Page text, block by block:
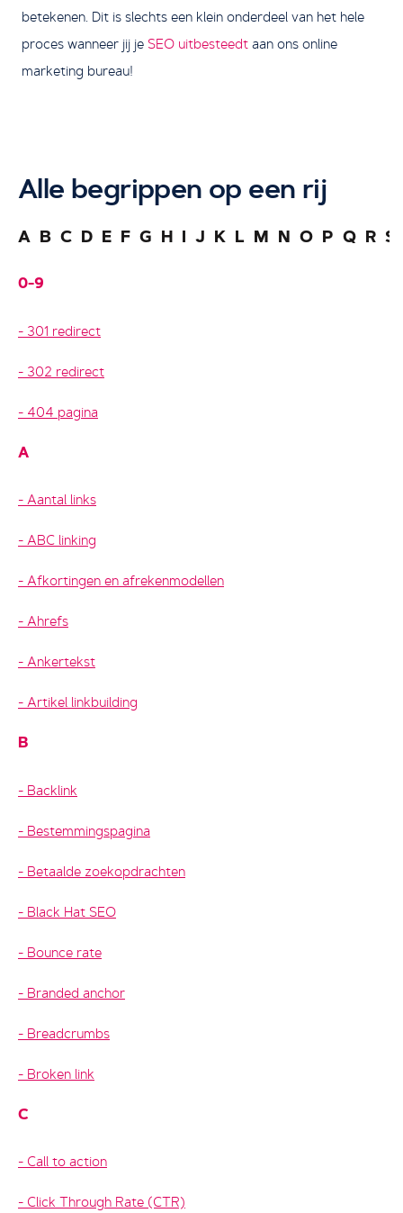
betekenen. Dit is slechts een klein onderdeel van het hele
proces wanneer jij je SEO uitbesteedt aan ons online
marketing bureau!
Alle begrippen op een rij
A B C D E F G H I J K L M N O P Q R S
0-9
301 redirect
302 redirect
404 pagina
A
Aantal links
ABC linking
Afkortingen en afrekenmodellen
Ahrefs
Ankertekst
Artikel linkbuilding
B
Backlink
Bestemmingspagina
Betaalde zoekopdrachten
Black Hat SEO
Bounce rate
Branded anchor
Breadcrumbs
Broken link
C
Call to action
Click Through Rate (CTR)